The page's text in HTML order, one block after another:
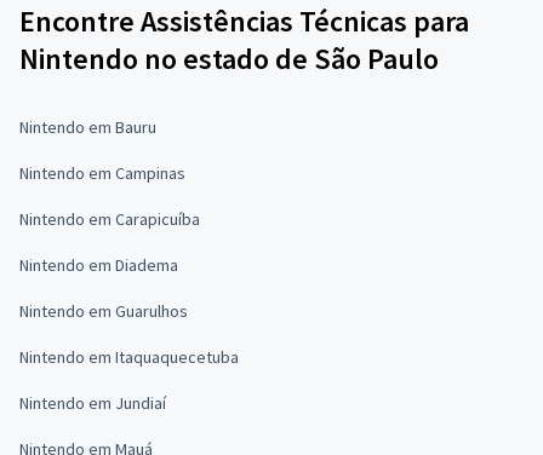
Encontre Assistências Técnicas para
Nintendo no estado de São Paulo
Nintendo em Bauru
Nintendo em Campinas
Nintendo em Carapicuíba
Nintendo em Diadema
Nintendo em Guarulhos
Nintendo em Itaquaquecetuba
Nintendo em Jundiaí
Nintendo em Mauá